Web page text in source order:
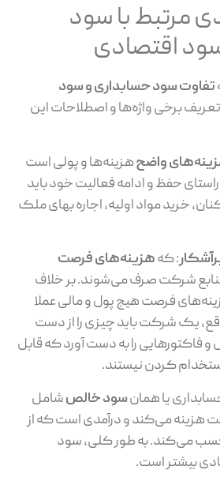
مرتبط با سود
اقتصادی
تفاوت سود حسابداری و سود
تعریف برخی واژه‌ها و اصطلاحات این
واضحهزینه‌ها و پولی است
حفظ و ادامه فعالیت خود باید
خرید مواد اولیه، اجاره بهای ملک
: کههزینه‌های فرصت
شرکت صرف می‌‌شوند. بر خلاف
فرصت هیچ پول و مالی عملا
یک شرکت باید چیزی را از دست
و فاکتورهایی را به دست آورد که قابل
کردن نیستند.
یا همانسود خالصشامل
می‌کند و درآمدی است که از
می‌کند. به طور کلی، سود
بیشتر است.